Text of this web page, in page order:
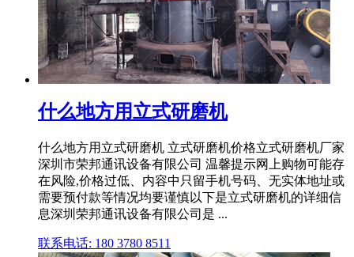
什么地方用立式研磨机
什么地方用立式研磨机 立式研磨机价格立式研磨机厂家
深圳市荣邦通讯设备有限公司 温馨提示网上购物可能存
在风险,价格过低、内容中只留手机号码、无实体地址或
需要预付款等情况均要谨慎以下是立式研磨机的详细信
息深圳荣邦通讯设备有限公司是 ...
联系电话: 180 3780 8511